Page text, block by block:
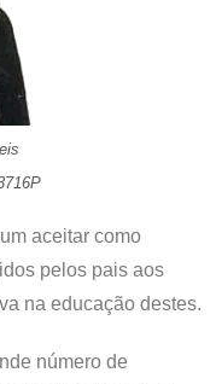
aceitar como
pelos pais aos
na educação destes.
número de